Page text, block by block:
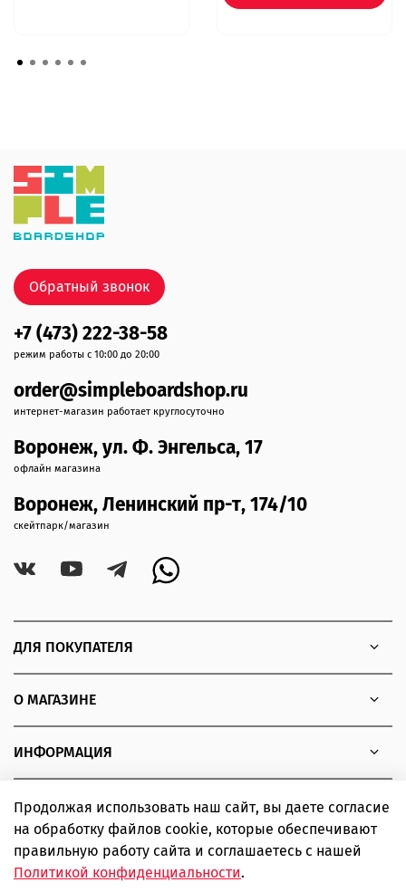
ДЛЯ ПОКУПАТЕЛЯ
О МАГАЗИНЕ
ИНФОРМАЦИЯ
+7 (473) 222-38-58
режим работы с 10:00 до 20:00
order@simpleboardshop.ru
интернет-магазин работает круглосуточно
Воронеж, ул. Ф. Энгельса, 17
офлайн магазина
Воронеж, Ленинский пр-т, 174/10
скейтпарк/магазин
Обратный звонок
Copyright © 2010 - 2026 Интернет-магазин товаров для
экстремальных видов спорта SIMPLE boardshop
ИП Шаповалов Дмитрий Александрович ИНН 366319502443
Продолжая использовать наш сайт, вы даете согласие
на обработку файлов cookie, которые обеспечивают
правильную работу сайта и соглашаетесь с нашей
Политикой конфиденциальности.